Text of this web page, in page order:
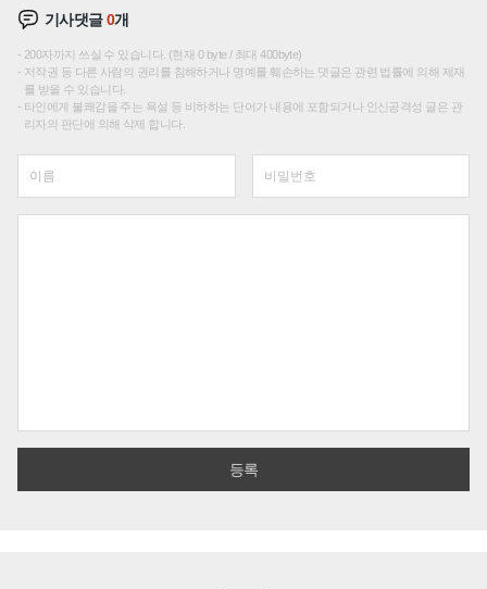
기사댓글0개
200자까지 쓰실 수 있습니다. (현재 0 byte / 최대 400byte)
저작권 등 다른 사람의 권리를 침해하거나 명예를 훼손하는 댓글은 관련 법률에 의해 제재
를 받을 수 있습니다.
타인에게 불쾌감을 주는 욕설 등 비하하는 단어가 내용에 포함되거나 인신공격성 글은 관
리자의 판단에 의해 삭제 합니다.